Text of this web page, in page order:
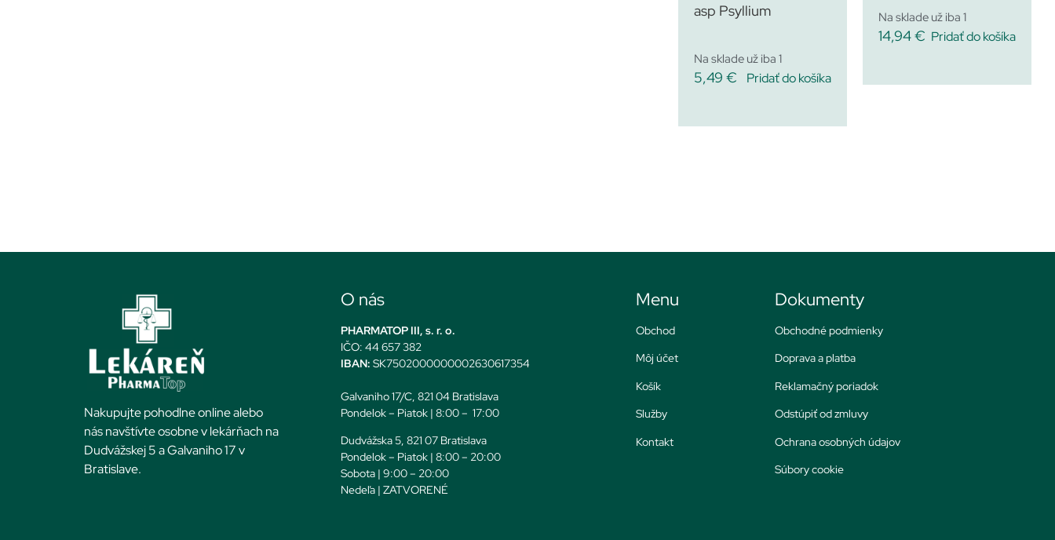
asp Psyllium
Na sklade už iba 1
5,49 € Pridať do košíka
Na sklade už iba 1
14,94€ Pridať do košíka
Nakupujte pohodlne online alebo
nás navštívte osobne v lekárňach na
Dudvážskej 5 a Galvaniho 17 v
Bratislave.
O nás
PHARMATOP III, s. r. o.
IČO: 44 657 382
IBAN: SK7502000000002630617354
Galvaniho 17/C, 821 04 Bratislava
Pondelok – Piatok | 8:00 – 17:00
Dudvážska 5, 821 07 Bratislava
Pondelok – Piatok | 8:00 – 20:00
Sobota | 9:00 – 20:00
Nedeľa | ZATVORENÉ
Menu
Obchod
Môj účet
Košík
Služby
Kontakt
Dokumenty
Obchodné podmienky
Doprava a platba
Reklamačný poriadok
Odstúpiť od zmluvy
Ochrana osobných údajov
Súbory cookie